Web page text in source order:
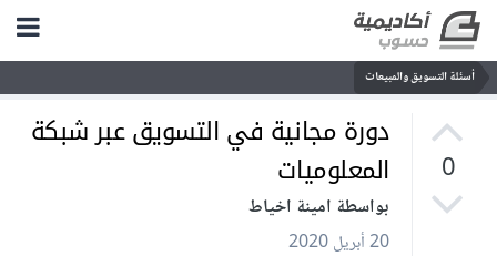
أسئلة التسويق والمبيعات
0
دورة مجانية في التسويق عبر شبكة
المعلوميات
بواسطة امينة اخياط
20 أبريل 2020